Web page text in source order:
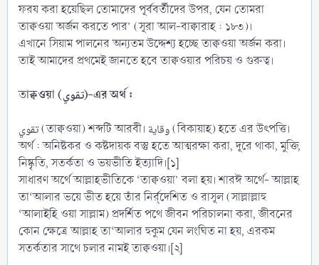
ফরয করা হয়েছিল তোমাদের পূর্ববর্তীদের উপর, যেন তোমরা
তাক্বওয়া অর্জন করতে পার’ (সূরা আল-বাক্বারাহ : ১৮৩)।
এখানে সিয়াম পালনের অন্যতম উদ্দেশ্য হচ্ছে তাক্বওয়া অর্জন করা।
তাই আমাদের প্রথমেই জানতে হবে তাক্বওয়ার পরিচয় ও গুরুত্ব।
তাক্বওয়া (تقوي)-এর অর্থ :
تقوي (তাক্বওয়া) শব্দটি আরবী। وقاية (বিকায়াহ) হতে এর উৎপত্তি।
অর্থ : অনিষ্টকর ও কষ্টদায়ক বস্তু হতে আত্মরক্ষা করা, দূরে থাকা, মুক্তি,
নিষ্কৃতি, সতর্কতা ও ভয়ভীতি ইত্যাদি।[১]
সাধারণ অর্থে আল্লাহভীতিকে ‘তাক্বওয়া’ বলা হয়। শারঈ অর্থে- আল্লাহ
তা‘আলার ভয়ে ভীত হয়ে তাঁর নির্র্দেশিত ও রাসূল (সাল্লাল্লাহু
‘আলাইহি ওয়া সাল্লাম) প্রদর্শিত পথে জীবন পরিচালনা করা, জীবনের
কোন ক্ষেত্রে আল্লাহ তা‘আলার হুকুম যেন লংঘিত না হয়, এরকম
সতর্কতার সাথে চলার নামই তাক্বওয়া।[২]